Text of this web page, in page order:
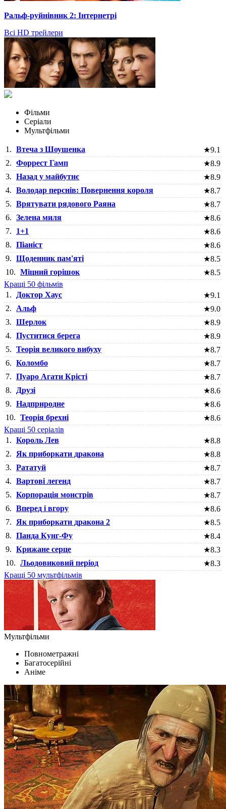
Ральф-руйнівник 2: Інтернетрі
Всі HD трейлери
Фільми
Серіали
Мультфільми
1. Втеча з Шоушенка ★9.1
2. Форрест Гамп ★8.9
3. Назад у майбутнє ★8.9
4. Володар перснів: Повернення короля ★8.7
5. Врятувати рядового Раяна ★8.7
6. Зелена миля ★8.6
7.
1+1 ★8.6
8. Піаніст ★8.6
9. Щоденник пам'яті ★8.5
10. Міцний горішок ★8.5
Кращі 50 фільмів
1.
Доктор Хаус ★9.1
2.
Альф ★9.0
3. Шерлок ★8.9
4. Пуститися берега ★8.9
5. Теорія великого вибуху ★8.7
6. Коломбо ★8.7
7. Пуаро Агати Крісті ★8.7
8.
Друзі ★8.6
9. Надприродне ★8.6
10. Теорія брехні ★8.6
Кращі 50 серіалів
1. Король Лев ★8.8
2.
Як приборкати дракона ★8.8
3. Рататуй ★8.7
4. Вартові легенд ★8.7
5. Корпорація монстрів ★8.7
6. Вперед і вгору ★8.6
7.
Як приборкати дракона 2 ★8.5
8. Панда Кунг-Фу ★8.4
9. Крижане серце ★8.3
10. Льодовиковий період ★8.3
Кращі 50 мультфільмів
Мультфільми
Повнометражні
Багатосерійні
Аніме